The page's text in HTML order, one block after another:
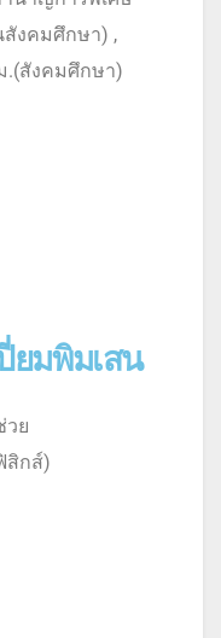
งคมศึกษา) ,
.(สังคมศึกษา)
ยมพิมเสน
ย
สิกส์)